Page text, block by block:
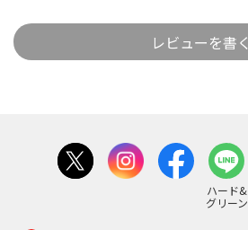
レビューを書く
ハード&
グリーン